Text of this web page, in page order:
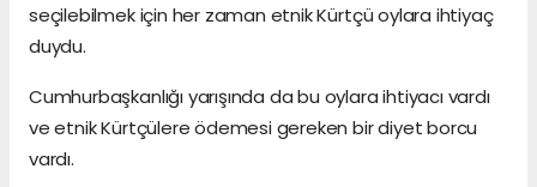
seçilebilmek için her zaman etnik Kürtçü oylara ihtiyaç
duydu.
Cumhurbaşkanlığı yarışında da bu oylara ihtiyacı vardı
ve etnik Kürtçülere ödemesi gereken bir diyet borcu
vardı.